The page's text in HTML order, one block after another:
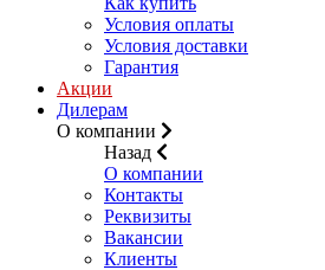
Условия оплаты
Условия доставки
Гарантия
Акции
Дилерам
О компании
Назад
О компании
Контакты
Реквизиты
Вакансии
Клиенты